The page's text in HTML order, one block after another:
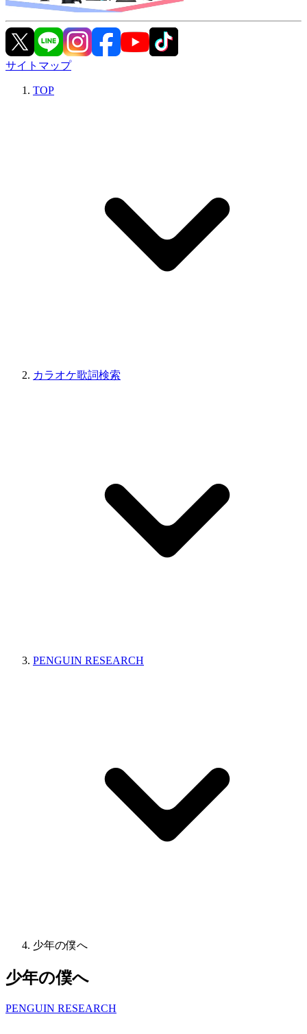
サイトマップ
TOP
カラオケ歌詞検索
PENGUIN RESEARCH
少年の僕へ
少年の僕へ
PENGUIN RESEARCH